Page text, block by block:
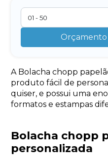
Orçamento
A Bolacha chopp
produto fácil de
quiser, e possui uma
formatos e estampas
Bolacha chopp
personalizada